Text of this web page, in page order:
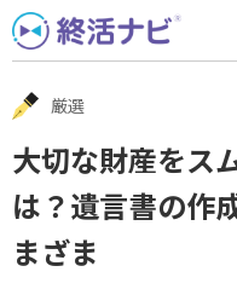
Skip
to
content
厳選
大切な財産をス
は？遺言書の作
まざま